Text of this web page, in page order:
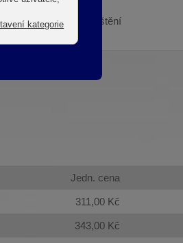
podle stupně znečištění
Jedn. cena
311,00 Kč
343,00 Kč